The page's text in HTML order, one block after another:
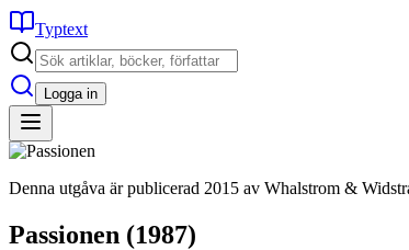
Typtext
Logga in
Denna utgåva är publicerad 2015 av Whalstrom &
Passionen (1987)